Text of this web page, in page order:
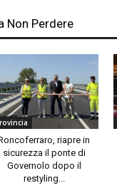
Non Perdere
riapre in
sicurezza il ponte di
Governolo dopo il
restyling...